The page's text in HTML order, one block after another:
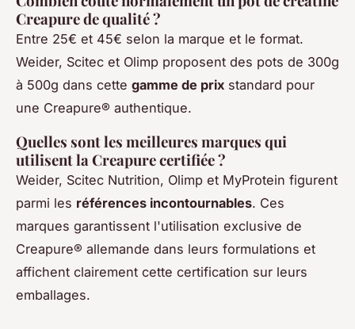
Creapure de qualité ?
Entre 25€ et 45€ selon la marque et le format.
Weider, Scitec et Olimp proposent des pots de 300g
à 500g dans cette gamme de prix standard pour
une Creapure® authentique.
Quelles sont les meilleures marques qui
utilisent la Creapure certifiée ?
Weider, Scitec Nutrition, Olimp et MyProtein figurent
parmi les références incontournables. Ces
marques garantissent l'utilisation exclusive de
Creapure® allemande dans leurs formulations et
affichent clairement cette certification sur leurs
emballages.